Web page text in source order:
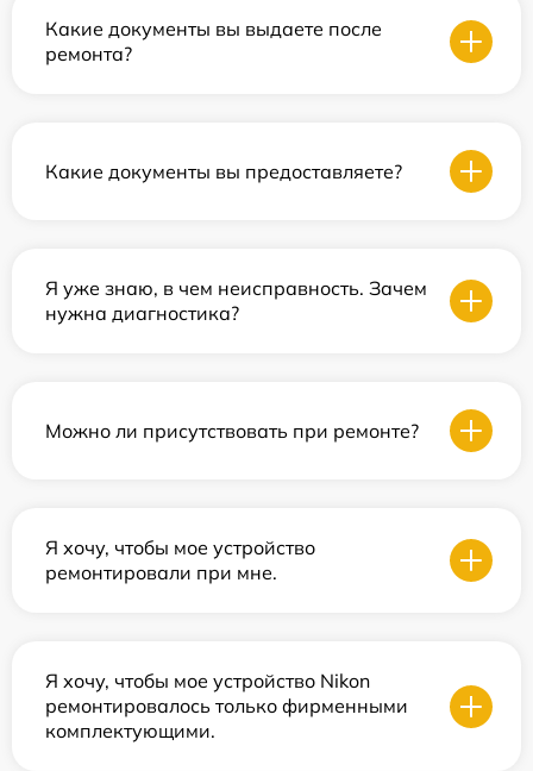
Какие документы вы выдаете после
ремонта?
Какие документы вы предоставляете?
Я уже знаю, в чем неисправность. Зачем
нужна диагностика?
Можно ли присутствовать при ремонте?
Я хочу, чтобы мое устройство
ремонтировали при мне.
Я хочу, чтобы мое устройство Nikon
ремонтировалось только фирменными
комплектующими.